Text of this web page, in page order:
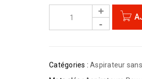
Catégories : Aspirateur